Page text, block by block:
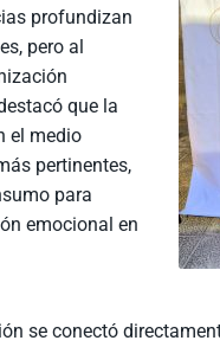
profundizan
pero al
que la
el medio
pertinentes,
para
emocional en
se conectó